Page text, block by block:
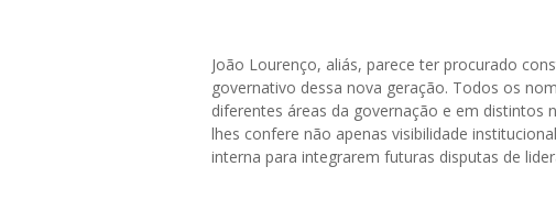
João Lourenço, aliás, parece ter procurado
governativo dessa nova geração. Todos os
diferentes áreas da governação e em distintos
lhes confere não apenas visibilidade
interna para integrarem futuras disputas de